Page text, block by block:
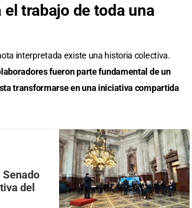
trabajo de toda una
interpretada existe una historia colectiva.
fueron parte fundamental de un
transformarse en una iniciativa compartida
del